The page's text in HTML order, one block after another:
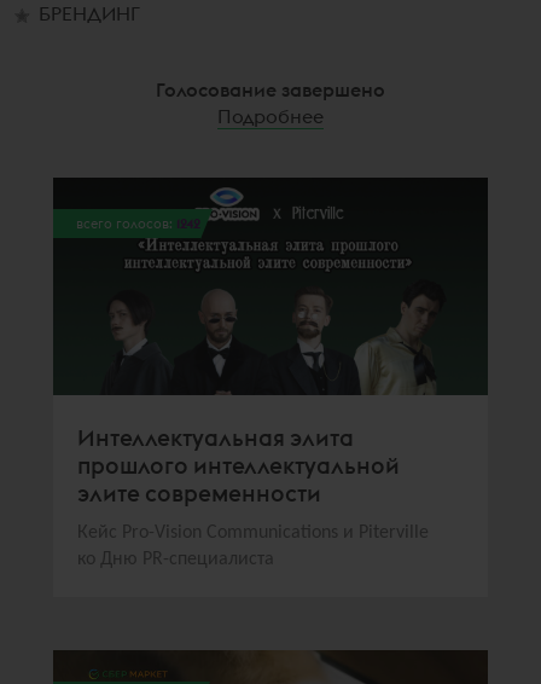
БРЕНДИНГ
Голосование завершено
Подробнее
всего голосов: 1242
Интеллектуальная элита
прошлого интеллектуальной
элите современности
Кейс Pro-Vision Communications и Piterville
ко Дню PR-специалиста